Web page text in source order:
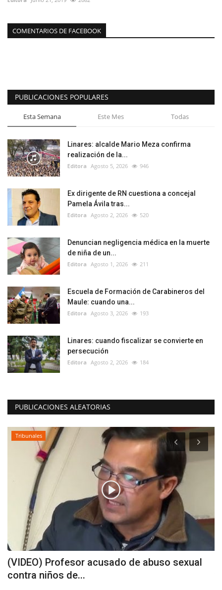
COMENTARIOS DE FACEBOOK
PUBLICACIONES POPULARES
Esta Semana Este Mes Todas
Linares: alcalde Mario Meza confirma
realización de la...
Editora Agosto 5, 2026 946
Ex dirigente de RN cuestiona a concejal
Pamela Ávila tras...
Editora Agosto 2, 2026 520
Denuncian negligencia médica en la muerte
de niña de un...
Editora Agosto 1, 2026 211
Escuela de Formación de Carabineros del
Maule: cuando una...
Editora Agosto 3, 2026 193
Linares: cuando fiscalizar se convierte en
persecución
Editora Agosto 2, 2026 184
PUBLICACIONES ALEATORIAS
Tribunales
(VIDEO) Profesor acusado de abuso sexual
contra niños de...